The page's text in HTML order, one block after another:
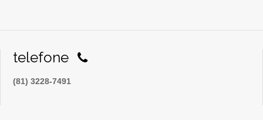
telefone
(81) 3228-7491